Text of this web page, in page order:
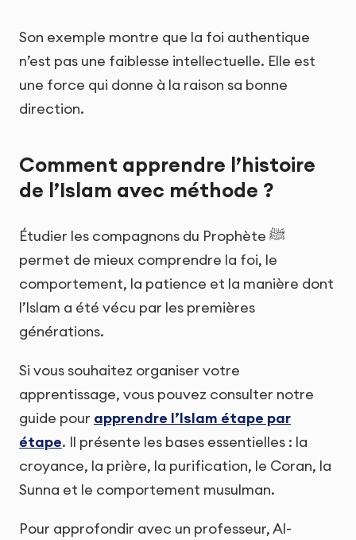
Son exemple montre que la foi authentique
n’est pas une faiblesse intellectuelle. Elle est
une force qui donne à la raison sa bonne
direction.
Comment apprendre l’histoire
de l’Islam avec méthode ?
Étudier les compagnons du Prophète ﷺ
permet de mieux comprendre la foi, le
comportement, la patience et la manière dont
l’Islam a été vécu par les premières
générations.
Si vous souhaitez organiser votre
apprentissage, vous pouvez consulter notre
guide pour apprendre l’Islam étape par
étape. Il présente les bases essentielles : la
croyance, la prière, la purification, le Coran, la
Sunna et le comportement musulman.
Pour approfondir avec un professeur, Al-